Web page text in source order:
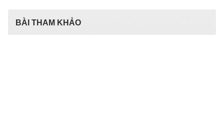
BÀI THAM KHẢO